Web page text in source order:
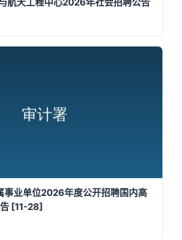
事业单位2026年度公开招聘国内高
[11-28]